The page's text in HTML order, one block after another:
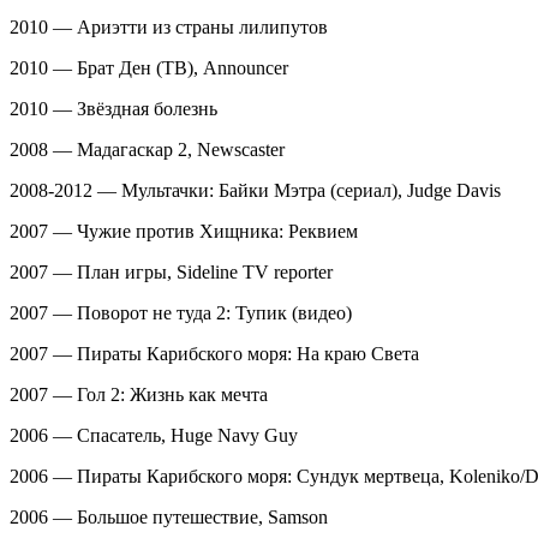
2010 — Ариэтти из страны лилипутов
2010 — Брат Ден (ТВ), Announcer
2010 — Звёздная болезнь
2008 — Мадагаскар 2, Newscaster
2008-2012 — Мультачки: Байки Мэтра (сериал), Judge Davis
2007 — Чужие против Хищника: Реквием
2007 — План игры, Sideline TV reporter
2007 — Поворот не туда 2: Тупик (видео)
2007 — Пираты Карибского моря: На краю Света
2007 — Гол 2: Жизнь как мечта
2006 — Спасатель, Huge Navy Guy
2006 — Пираты Карибского моря: Сундук мертвеца, Koleniko/
2006 — Большое путешествие, Samson